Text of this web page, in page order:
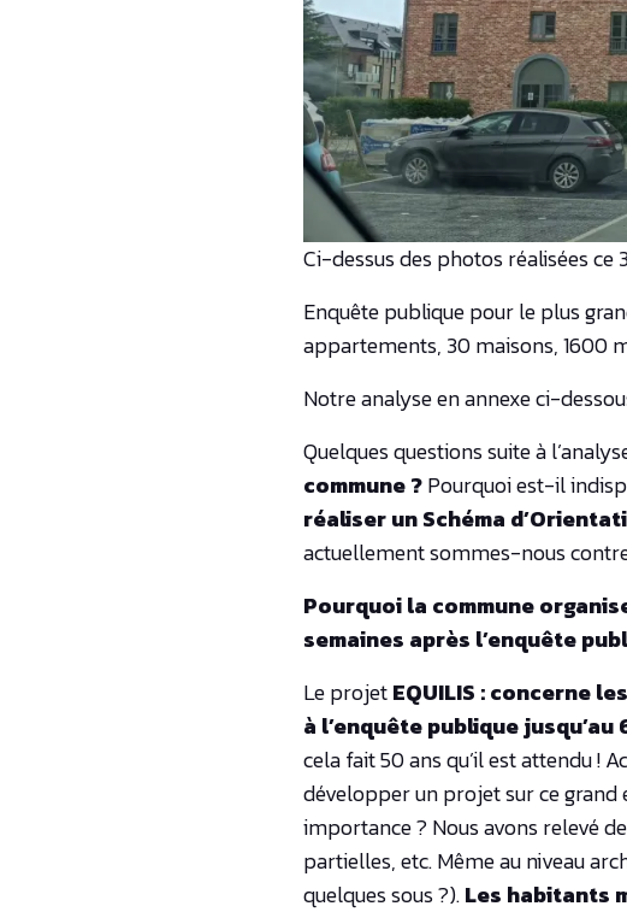
Ci-dessus des photos réalisées
Enquête publique pour le plus
appartements, 30 maisons, 1600
Notre analyse en annexe ci-
Quelques questions suite à
commune ?Pourquoi est-il
réaliser un Schéma
actuellement sommes-nous
Pourquoi la commune
semaines après l’enquête
Le projetEQUILIS : concerne
à l’enquête publique jusqu’au
cela fait 50 ans qu’il est attendu !
développer un projet sur ce
importance ? Nous avons relevé
partielles, etc. Même au niveau
quelques sous ?).Les habitants